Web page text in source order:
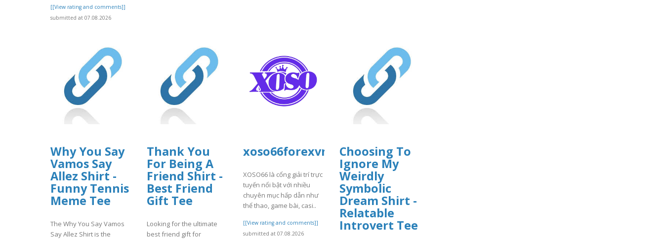
[[View rating and comments]]
submitted at 07.08.2026
Why You Say
Vamos Say
Allez Shirt -
Funny Tennis
Meme Tee
The Why You Say Vamos
Say Allez Shirt is the
Thank You
For Being A
Friend Shirt -
Best Friend
Gift Tee
Looking for the ultimate
best friend gift for
xoso66forexvn
XOSO66 là cổng giải trí trực
tuyến nổi bật với nhiều
chuyên mục hấp dẫn như
thể thao, game bài, casi..
[[View rating and comments]]
submitted at 07.08.2026
Choosing To
Ignore My
Weirdly
Symbolic
Dream Shirt -
Relatable
Introvert Tee